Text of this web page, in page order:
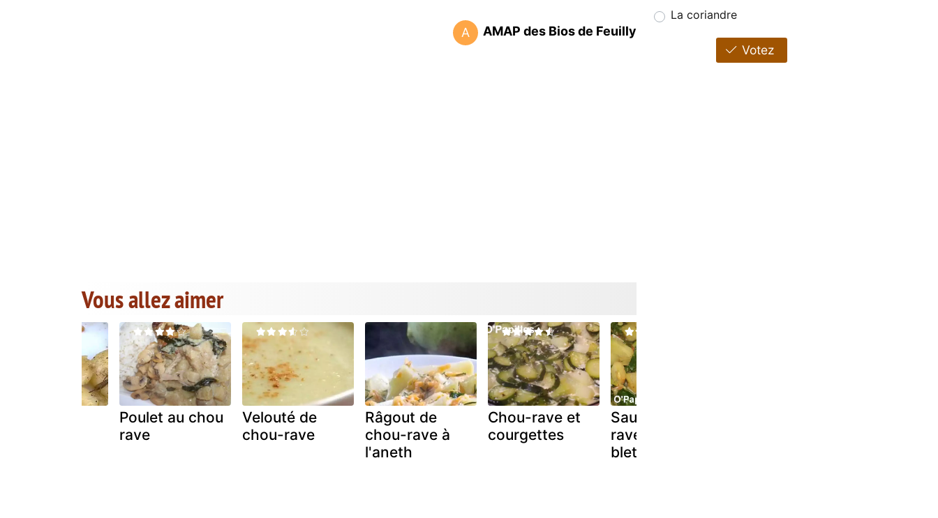
A AMAP des Bios de Feuilly
Vous allez aimer
Poulet au chou
rave
Velouté de
chou-rave
Râgout de
chou-rave à
l'aneth
Chou-rave et
courgettes
Sauté de chou
rave et de
blettes
La coriandre
Votez